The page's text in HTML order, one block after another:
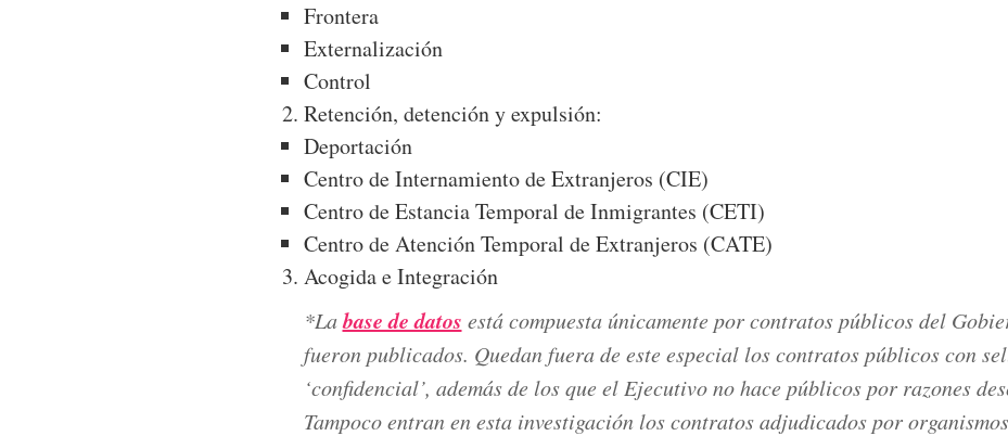
Frontera
Externalización
Control
Retención, detención y expulsión:
Deportación
Centro de Internamiento de Extranjeros (CIE)
Centro de Estancia Temporal de Inmigrantes (CETI)
Centro de Atención Temporal de Extranjeros (CATE)
Acogida e Integración
*Labase de datos está compuesta únicamente por contratos públicos del
fueron publicados. Quedan fuera de este especial los contratos públicos con
‘confidencial’, además de los que el Ejecutivo no hace públicos por razones
Tampoco entran en esta investigación los contratos adjudicados por